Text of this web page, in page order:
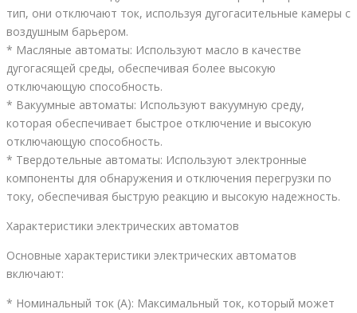
тип, они отключают ток, используя дугогасительные камеры с
воздушным барьером.
* Масляные автоматы: Используют масло в качестве
дугогасящей среды, обеспечивая более высокую
отключающую способность.
* Вакуумные автоматы: Используют вакуумную среду,
которая обеспечивает быстрое отключение и высокую
отключающую способность.
* Твердотельные автоматы: Используют электронные
компоненты для обнаружения и отключения перегрузки по
току, обеспечивая быструю реакцию и высокую надежность.
Характеристики электрических автоматов
Основные характеристики электрических автоматов
включают:
* Номинальный ток (A): Максимальный ток, который может